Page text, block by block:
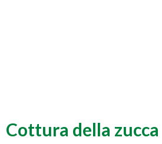
Cottura della zucca